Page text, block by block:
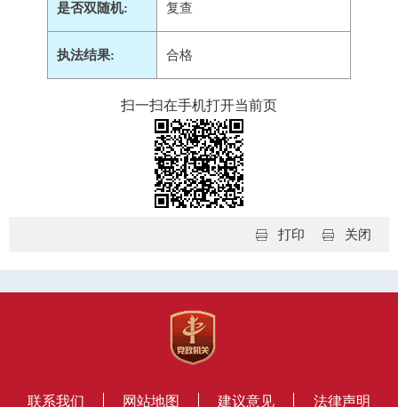
是否双随机: 复查
执法结果: 合格
扫一扫在手机打开当前页
关闭
打印
联系我们 网站地图 建议意见 法律声明